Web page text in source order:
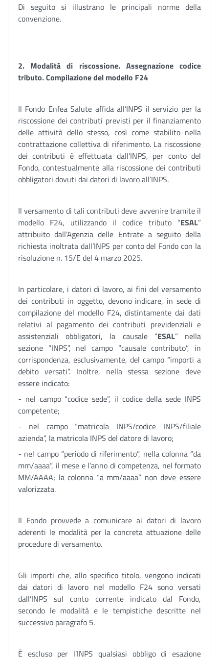
Di seguito si illustrano le principali norme della
convenzione.
2. Modalità di riscossione. Assegnazione codice
tributo. Compilazione del modello F24
Il Fondo Enfea Salute affida all’INPS il servizio per la
riscossione dei contributi previsti per il finanziamento
delle attività dello stesso, così come stabilito nella
contrattazione collettiva di riferimento. La riscossione
dei contributi è effettuata dall’INPS, per conto del
Fondo, contestualmente alla riscossione dei contributi
obbligatori dovuti dai datori di lavoro all’INPS.
Il versamento di tali contributi deve avvenire tramite il
modello F24, utilizzando il codice tributo “ESAL”
attribuito dall’Agenzia delle Entrate a seguito della
richiesta inoltrata dall’INPS per conto del Fondo con la
risoluzione n. 15/E del 4 marzo 2025.
In particolare, i datori di lavoro, ai fini del versamento
dei contributi in oggetto, devono indicare, in sede di
compilazione del modello F24, distintamente dai dati
relativi al pagamento dei contributi previdenziali e
assistenziali obbligatori, la causale “ESAL” nella
sezione “INPS”, nel campo “causale contributo”, in
corrispondenza, esclusivamente, del campo “importi a
debito versati”. Inoltre, nella stessa sezione deve
essere indicato:
- nel campo “codice sede”, il codice della sede INPS
competente;
- nel campo “matricola INPS/codice INPS/filiale
azienda”, la matricola INPS del datore di lavoro;
- nel campo “periodo di riferimento”, nella colonna “da
mm/aaaa”, il mese e l’anno di competenza, nel formato
MM/AAAA; la colonna “a mm/aaaa” non deve essere
valorizzata.
Il Fondo provvede a comunicare ai datori di lavoro
aderenti le modalità per la concreta attuazione delle
procedure di versamento.
Gli importi che, allo specifico titolo, vengono indicati
dai datori di lavoro nel modello F24 sono versati
dall’INPS sul conto corrente indicato dal Fondo,
secondo le modalità e le tempistiche descritte nel
successivo paragrafo 5.
È escluso per l’INPS qualsiasi obbligo di esazione